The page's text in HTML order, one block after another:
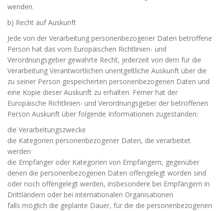
wenden.
b) Recht auf Auskunft
Jede von der Verarbeitung personenbezogener Daten betroffene
Person hat das vom Europäischen Richtlinien- und
Verordnungsgeber gewährte Recht, jederzeit von dem für die
Verarbeitung Verantwortlichen unentgeltliche Auskunft über die
zu seiner Person gespeicherten personenbezogenen Daten und
eine Kopie dieser Auskunft zu erhalten. Ferner hat der
Europäische Richtlinien- und Verordnungsgeber der betroffenen
Person Auskunft über folgende Informationen zugestanden:
die Verarbeitungszwecke
die Kategorien personenbezogener Daten, die verarbeitet
werden
die Empfänger oder Kategorien von Empfängern, gegenüber
denen die personenbezogenen Daten offengelegt worden sind
oder noch offengelegt werden, insbesondere bei Empfängern in
Drittländern oder bei internationalen Organisationen
falls möglich die geplante Dauer, für die die personenbezogenen